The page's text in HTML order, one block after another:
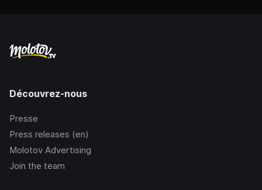
Découvrez-nous
Presse
Press releases (en)
Molotov Advertising
Join the team